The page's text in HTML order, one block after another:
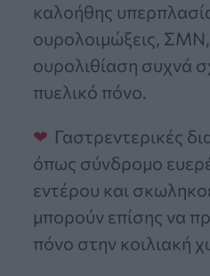
καλοήθης
ουρολοιμώξεις, ΣΜΝ,
ουρολιθίαση συχνά
πυελικό πόνο.
Γαστρεντερικές
όπως σύνδρομο
εντέρου και
μπορούν επίσης να
πόνο στην κοιλιακή